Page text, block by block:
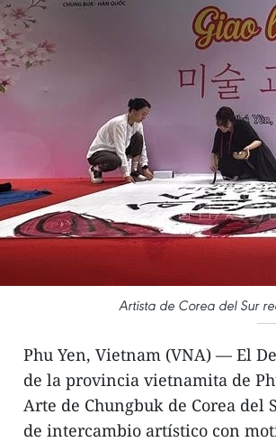
Artista de Corea del Sur
Phu Yen, Vietnam (VNA) — El
de la provincia vietnamita de
Arte de Chungbuk de Corea del
de intercambio artístico con